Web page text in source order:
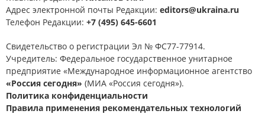
Адрес электронной почты Редакции: editors@ukraina.ru
Телефон Редакции: +7 (495) 645-6601
Свидетельство о регистрации Эл № ФС77-77914.
Учредитель: Федеральное государственное унитарное
предприятие «Международное информационное агентство
«Россия сегодня» (МИА «Россия сегодня»).
Политика конфиденциальности
Правила применения рекомендательных технологий